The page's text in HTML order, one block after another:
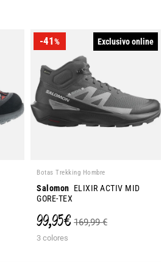
-41% Exclusivo online
Botas Trekking Hombre
Salomon ELIXIR ACTIV MID
GORE-TEX
99,95 € 169,99 €
3 colores